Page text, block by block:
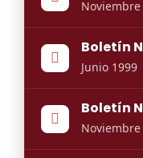
Noviembre
Boletín
Junio 1999
Boletín
Noviembre